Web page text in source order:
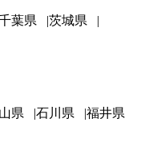
葉県
茨城県
県 石川県 福井県